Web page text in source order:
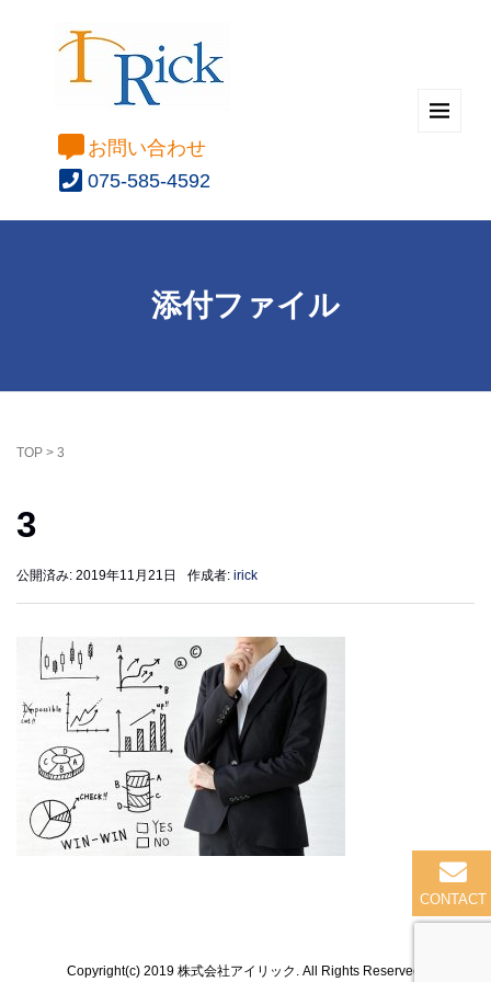
お問い合わせ
075-585-4592
添付ファイル
TOP > 3
3
公開済み: 2019年11月21日 作成者: irick
Copyright(c) 2019 株式会社アイリック. All Rights Reserved.